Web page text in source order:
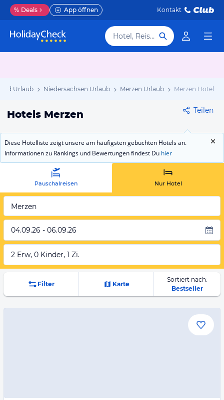
% Deals App öffnen Kontakt
Hotel, Reiseziel
Urlaub Niedersachsen Urlaub Merzen Urlaub Merzen Hotels
Hotels Merzen Teilen
Diese Hotelliste zeigt unsere am häufigsten gebuchten Hotels an.
Informationen zu Rankings und Bewertungen findest Du hier
Pauschalreisen Nur Hotel
Merzen
04.09.26 - 06.09.26
2 Erw, 0 Kinder, 1 Zi.
Filter Karte
Sortiert nach:
Bestseller